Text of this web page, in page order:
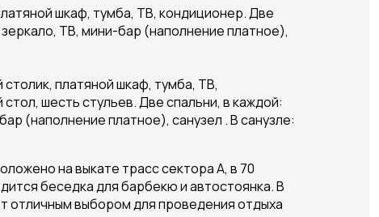
шкаф, тумба, ТВ, кондиционер. Две
ТВ, мини-бар (наполнение платное),
платяной шкаф, тумба, ТВ,
шесть стульев. Две спальни, в каждой:
(наполнение платное), санузел . В санузле:
на выкате трасс сектора А, в 70
беседка для барбекю и автостоянка. В
отличным выбором для проведения отдыха